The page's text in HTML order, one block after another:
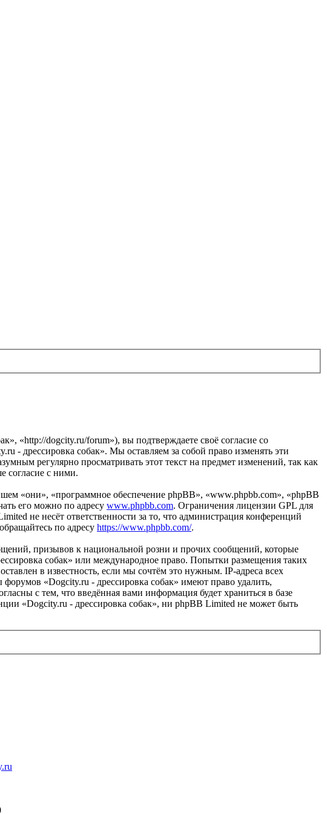
«http://dogcity.ru/forum»), вы подтверждаете своё согласие со
- дрессировка собак». Мы оставляем за собой право изменять эти
регулярно просматривать этот текст на предмет изменений, так как
согласие с ними.
«они», «программное обеспечение phpBB», «www.phpbb.com», «phpBB
его можно по адресу www.phpbb.com. Ограничения лицензии GPL для
не несёт ответственности за то, что администрация конференций
по адресу https://www.phpbb.com/.
призывов к национальной розни и прочих сообщений, которые
собак» или международное право. Попытки размещения таких
в известность, если мы сочтём это нужным. IP-адреса всех
«Dogcity.ru - дрессировка собак» имеют право удалить,
с тем, что введённая вами информация будет храниться в базе
«Dogcity.ru - дрессировка собак», ни phpBB Limited не может быть